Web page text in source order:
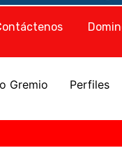
Gremio Perfiles